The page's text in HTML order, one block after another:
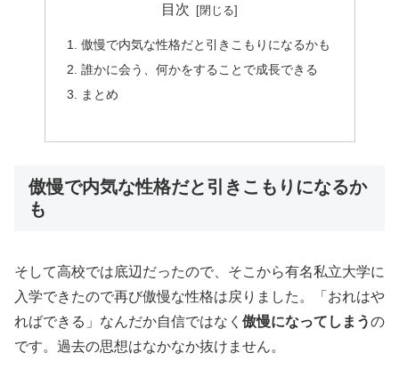
目次
傲慢で内気な性格だと引きこもりになるかも
誰かに会う、何かをすることで成長できる
まとめ
傲慢で内気な性格だと引きこもりになるか
も
そして高校では底辺だったので、そこから有名私立大学に
入学できたので再び傲慢な性格は戻りました。「おれはや
ればできる」なんだか自信ではなく 傲慢になってしまうの
です。過去の思想はなかなか抜けません。